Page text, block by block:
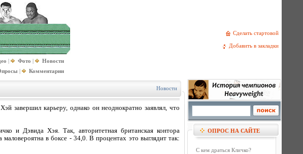
Сделать стартовой
Добавить в закладки
| Фото |
Новости
| Комментарии
Новости
завершил карьеру, однако он неоднократно заявлял, что
и Дэвида Хэя. Так, авторитетная британская контора
в боксе - 34,0. В процентах это выглядит так:
ОПРОС НА САЙТЕ
С кем драться Кличко?